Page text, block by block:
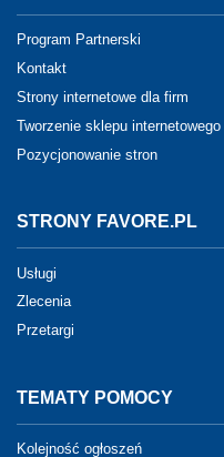
Program Partnerski
Kontakt
Strony internetowe dla firm
Tworzenie sklepu internetowego
Pozycjonowanie stron
STRONY FAVORE.PL
Usługi
Zlecenia
Przetargi
TEMATY POMOCY
Kolejność ogłoszeń